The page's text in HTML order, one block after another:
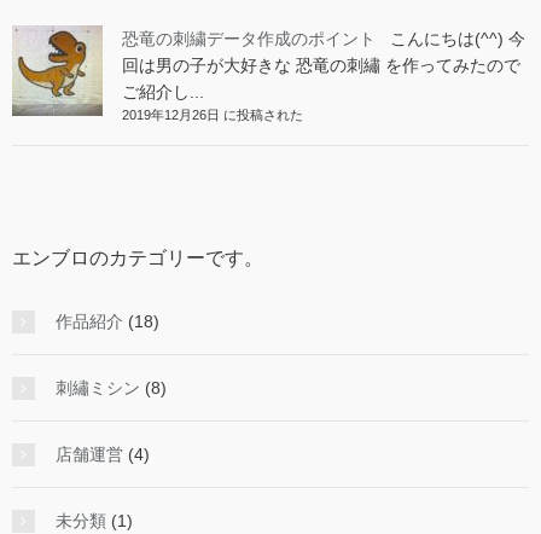
恐竜の刺繍データ作成のポイント
こんにちは(^^) 今
回は男の子が大好きな 恐竜の刺繡 を作ってみたので
ご紹介し...
2019年12月26日 に投稿された
エンブロのカテゴリーです。
作品紹介 (18)
刺繡ミシン (8)
店舗運営 (4)
未分類 (1)